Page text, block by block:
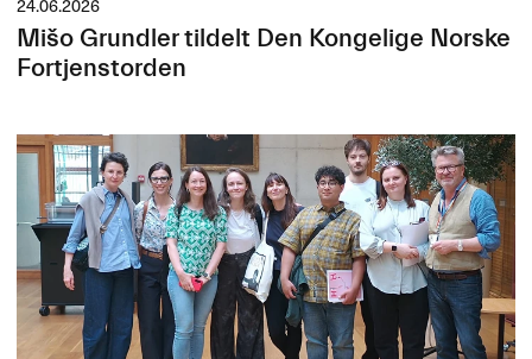
Mišo Grundler tildelt Den Kongelige Norske
Fortjenstorden